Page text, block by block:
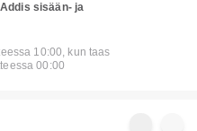
sisään- ja
10:00, kun taas
00:00